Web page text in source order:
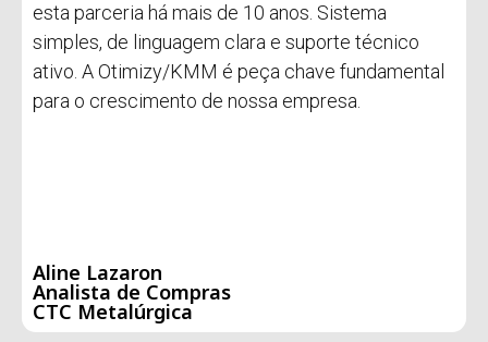
esta parceria há mais de 10 anos. Sistema
simples, de linguagem clara e suporte técnico
ativo. A Otimizy/KMM é peça chave fundamental
para o crescimento de nossa empresa.
Aline Lazaron
Analista de Compras
CTC Metalúrgica